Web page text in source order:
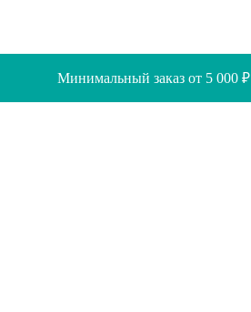
Минимальный заказ от 5 000 ₽